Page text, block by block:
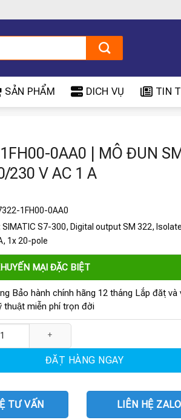
SẢN PHẨM DICH VỤ TIN
0AA0 | MÔ ĐUN
230 V AC 1 A
1FH00-0AA0
S7-300, Digital output SM 322,
1x 20-pole
MẠI ĐẶC BIỆT
Bảo hành chính hãng 12 tháng Lắp đặt và
thuật miễn phí trọn đời
ĐẶT HÀNG NGAY
TƯ VẤN LIÊN HỆ ZALO